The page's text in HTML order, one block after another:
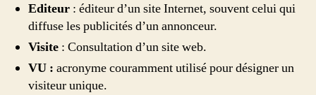
Editeur : éditeur d’un site Internet, souvent celui qui
diffuse les publicités d’un annonceur.
Visite : Consultation d’un site web.
VU : acronyme couramment utilisé pour désigner un
visiteur unique.